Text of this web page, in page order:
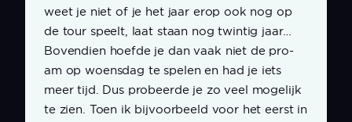
weet je niet of je het jaar erop ook nog op
de tour speelt, laat staan nog twintig jaar…
Bovendien hoefde je dan vaak niet de pro-
am op woensdag te spelen en had je iets
meer tijd. Dus probeerde je zo veel mogelijk
te zien. Toen ik bijvoorbeeld voor het eerst in